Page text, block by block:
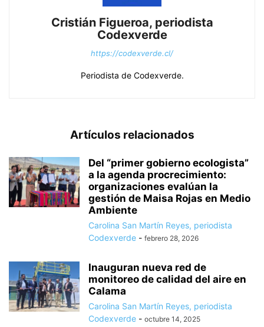
Cristián Figueroa, periodista
Codexverde
https://codexverde.cl/
Periodista de Codexverde.
Artículos relacionados
Del “primer gobierno ecologista”
a la agenda procrecimiento:
organizaciones evalúan la
gestión de Maisa Rojas en Medio
Ambiente
Carolina San Martín Reyes, periodista
Codexverde - febrero 28, 2026
Inauguran nueva red de
monitoreo de calidad del aire en
Calama
Carolina San Martín Reyes, periodista
Codexverde - octubre 14, 2025